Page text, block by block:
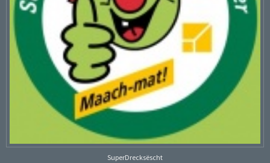
SuperDrecksëscht